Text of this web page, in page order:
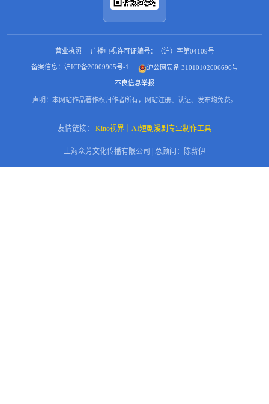
营业执照 广播电视许可证编号：（沪）字第04109号
备案信息：沪ICP备20009905号-1 沪公网安备 31010102006696号
不良信息举报
声明：本网站作品著作权归作者所有，网站注册、认证、发布均免费。
友情链接： Kino视界｜AI短剧漫剧专业制作工具
上海众芳文化传播有限公司 | 总顾问：陈薪伊